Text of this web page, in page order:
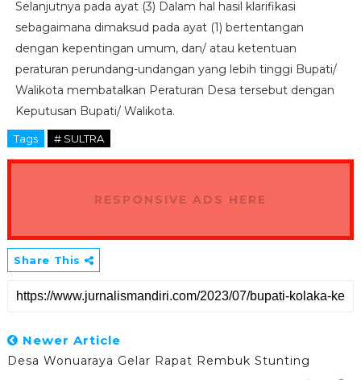
Selanjutnya pada ayat (3) Dalam hal hasil klarifikasi
sebagaimana dimaksud pada ayat (1) bertentangan
dengan kepentingan umum, dan/ atau ketentuan
peraturan perundang-undangan yang lebih tinggi Bupati/
Walikota membatalkan Peraturan Desa tersebut dengan
Keputusan Bupati/ Walikota.
Tags # SULTRA
RESPONSIVE ADS HERE
Share This
Newer Article
Desa Wonuaraya Gelar Rapat Rembuk Stunting